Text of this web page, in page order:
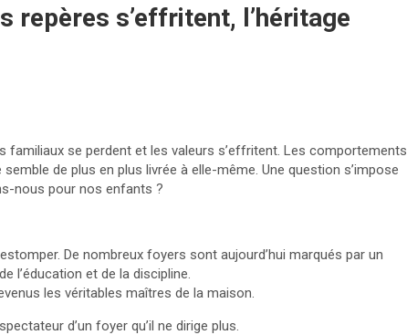
repères s’effritent, l’héritage
familiaux se perdent et les valeurs s’effritent. Les comportements
de plus en plus livrée à elle-même. Une question s’impose
nous pour nos enfants ?
De nombreux foyers sont aujourd’hui marqués par un
l’éducation et de la discipline.
les véritables maîtres de la maison.
d’un foyer qu’il ne dirige plus.